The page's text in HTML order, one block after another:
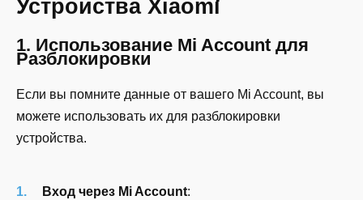
Устройства Xiaomi
1. Использование Mi Account для
Разблокировки
Если вы помните данные от вашего Mi Account, вы
можете использовать их для разблокировки
устройства.
Вход через Mi Account: